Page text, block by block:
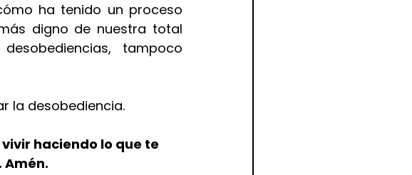
ha tenido un proceso
digno de nuestra total
tampoco
la desobediencia.
haciendo lo que te
Amén.